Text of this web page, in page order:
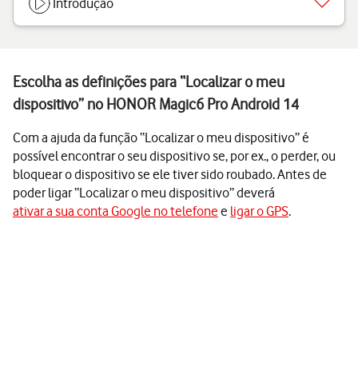
Introdução
Escolha as definições para “Localizar o meu
dispositivo” no HONOR Magic6 Pro Android 14
Com a ajuda da função “Localizar o meu dispositivo” é
possível encontrar o seu dispositivo se, por ex., o perder, ou
bloquear o dispositivo se ele tiver sido roubado. Antes de
poder ligar “Localizar o meu dispositivo” deverá
ativar a sua conta Google no telefone e ligar o GPS.